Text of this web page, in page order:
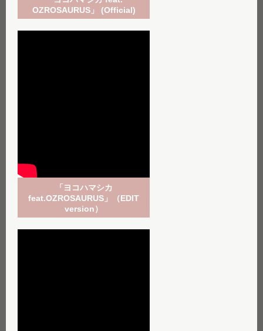
OZROSAURUS」 (Official)
「ヨコハマシカ
feat.OZROSAURUS」（EDIT
version）